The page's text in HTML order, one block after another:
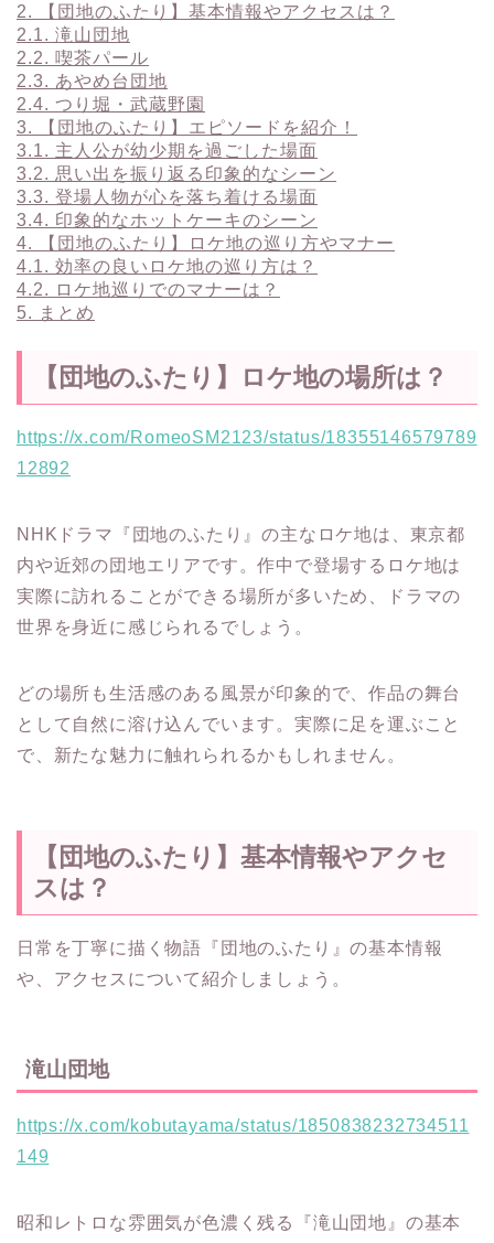
2.
【団地のふたり】基本情報やアクセスは？
2.1. 滝山団地
2.2. 喫茶パール
2.3. あやめ台団地
2.4. つり堀・武蔵野園
3.
【団地のふたり】エピソードを紹介！
3.1. 主人公が幼少期を過ごした場面
3.2. 思い出を振り返る印象的なシーン
3.3. 登場人物が心を落ち着ける場面
3.4. 印象的なホットケーキのシーン
4.
【団地のふたり】ロケ地の巡り方やマナー
4.1. 効率の良いロケ地の巡り方は？
4.2. ロケ地巡りでのマナーは？
5. まとめ
【団地のふたり】ロケ地の場所は？
https://x.com/RomeoSM2123/status/18355146579789
12892
NHKドラマ『団地のふたり』の主なロケ地は、東京都
内や近郊の団地エリアです。作中で登場するロケ地は
実際に訪れることができる場所が多いため、ドラマの
世界を身近に感じられるでしょう。
どの場所も生活感のある風景が印象的で、作品の舞台
として自然に溶け込んでいます。実際に足を運ぶこと
で、新たな魅力に触れられるかもしれません。
【団地のふたり】基本情報やアクセ
スは？
日常を丁寧に描く物語『団地のふたり』の基本情報
や、アクセスについて紹介しましょう。
滝山団地
https://x.com/kobutayama/status/1850838232734511
149
昭和レトロな雰囲気が色濃く残る『滝山団地』の基本